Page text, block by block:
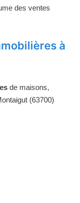
des ventes
à
de maisons,
(63700)